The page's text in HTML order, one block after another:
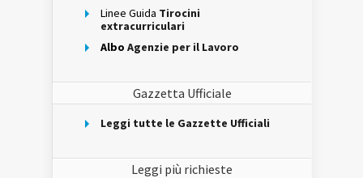
Linee Guida Tirocini
extracurriculari
Albo Agenzie per il Lavoro
Gazzetta Ufficiale
Leggi tutte le Gazzette Ufficiali
Leggi più richieste